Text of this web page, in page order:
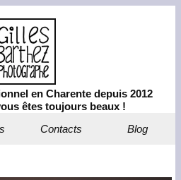
en Charente depuis 2012
êtes toujours beaux !
Contacts Blog